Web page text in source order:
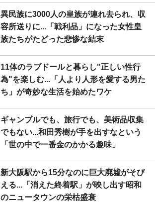
異民族に3000人の皇族が連れ去られ、収
容所送りに...「戦利品」になった女性皇
族たちがたどった悲惨な結末
11体のラブドールと暮らし"正しい性行
為"を楽しむ...「人より人形を愛する男た
ち」が奇妙な生活を始めたワケ
ギャンブルでも、旅行でも、美術品収集
でもない...和田秀樹が手を出すなという
「世の中で一番金のかかる趣味」
新大阪駅から15分なのに巨大廃墟がそび
える...「消えた終着駅」が映し出す昭和
のニュータウンの栄枯盛衰